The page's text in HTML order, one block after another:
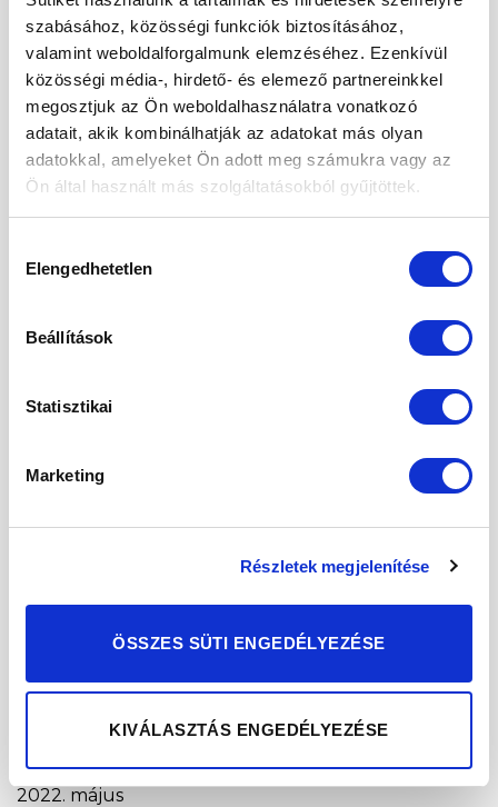
szabásához, közösségi funkciók biztosításához,
valamint weboldalforgalmunk elemzéséhez. Ezenkívül
közösségi média-, hirdető- és elemező partnereinkkel
megosztjuk az Ön weboldalhasználatra vonatkozó
adatait, akik kombinálhatják az adatokat más olyan
adatokkal, amelyeket Ön adott meg számukra vagy az
Ön által használt más szolgáltatásokból gyűjtöttek.
kiválasztása
Elengedhetetlen
Beállítások
Statisztikai
Marketing
Részletek megjelenítése
ÖSSZES SÜTI ENGEDÉLYEZÉSE
KIVÁLASZTÁS ENGEDÉLYEZÉSE
2024. október
2024. szeptember
2024. május
2024. április
2023. szeptember
2023. február
2022. május